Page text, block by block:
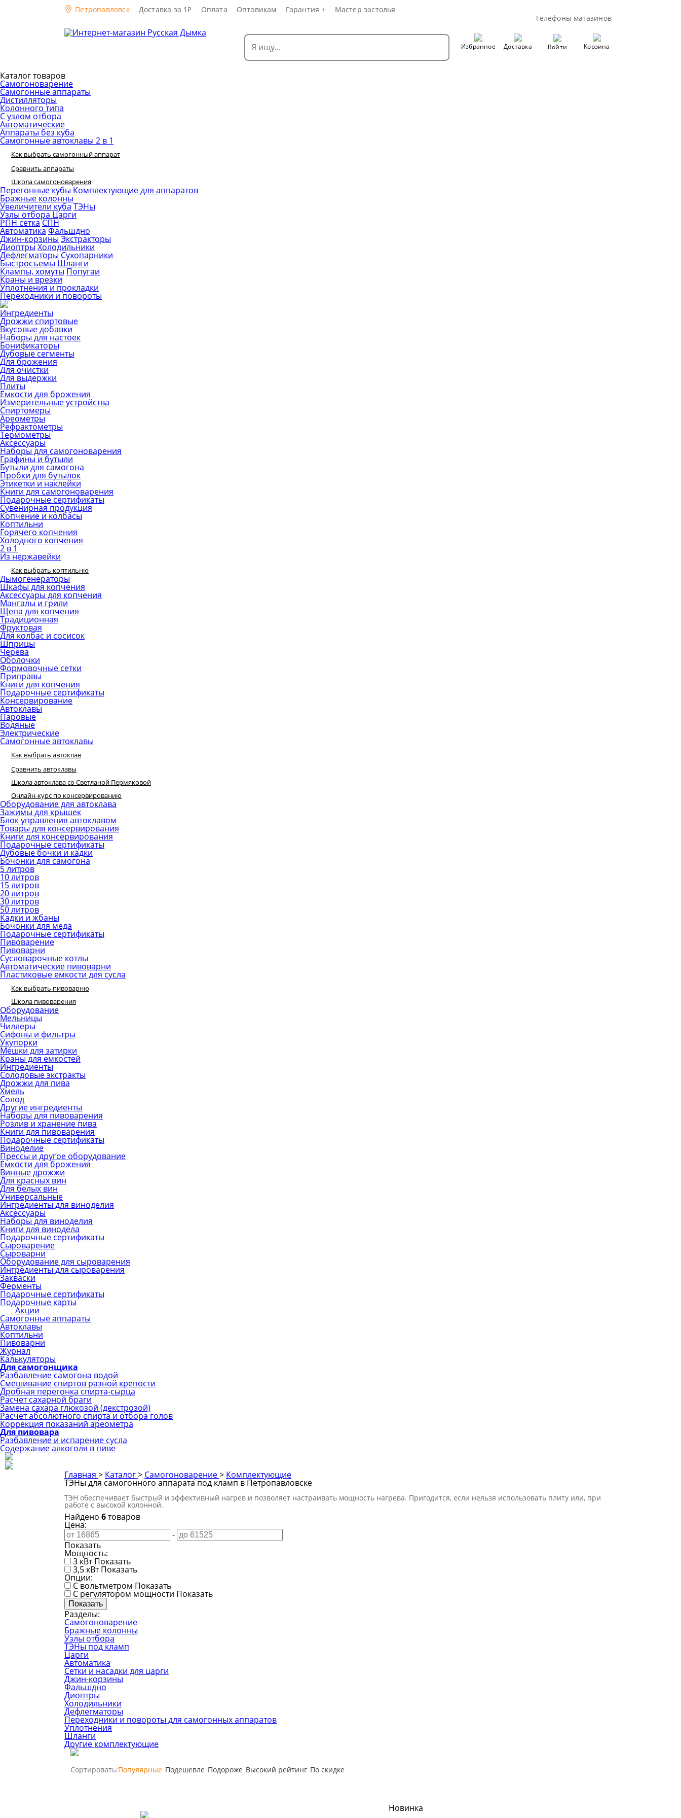
Петропавловск Доставка за 1₽ Оплата Оптовикам Гарантия +
Мастер застолья
Телефоны магазинов
Избранное Доставка Войти Корзина
Каталог товаров
Самогоноварение
Самогонные аппараты
Дистилляторы
Колонного типа
С узлом отбора
Автоматические
Аппараты без куба
Самогонные автоклавы 2 в 1
Как выбрать самогонный аппарат
Сравнить аппараты
Школа самогоноварения
Перегонные кубы Комплектующие для аппаратов
Бражные колонны
Увеличители куба ТЭНы
Узлы отбора Царги
РПН сетка СПН
Автоматика Фальшдно
Джин-корзины Экстракторы
Диоптры Холодильники
Дефлегматоры Сухопарники
Быстросъемы Шланги
Клампы, хомуты Попугаи
Краны и врезки
Уплотнения и прокладки
Переходники и повороты
Ингредиенты
Дрожжи спиртовые
Вкусовые добавки
Наборы для настоек
Бонификаторы
Дубовые сегменты
Для брожения
Для очистки
Для выдержки
Плиты
Емкости для брожения
Измерительные устройства
Спиртомеры
Ареометры
Рефрактометры
Термометры
Аксессуары
Наборы для самогоноварения
Графины и бутыли
Бутыли для самогона
Пробки для бутылок
Этикетки и наклейки
Книги для самогоноварения
Подарочные сертификаты
Сувенирная продукция
Копчение и колбасы
Коптильни
Горячего копчения
Холодного копчения
2 в 1
Из нержавейки
Как выбрать коптильню
Дымогенераторы
Шкафы для копчения
Аксессуары для копчения
Мангалы и грили
Щепа для копчения
Традиционная
Фруктовая
Для колбас и сосисок
Шприцы
Черева
Оболочки
Формовочные сетки
Приправы
Книги для копчения
Подарочные сертификаты
Консервирование
Автоклавы
Паровые
Водяные
Электрические
Самогонные автоклавы
Как выбрать автоклав
Сравнить автоклавы
Школа автоклава со Светланой Пермяковой
Онлайн-курс по консервированию
Оборудование для автоклава
Зажимы для крышек
Блок управления автоклавом
Товары для консервирования
Книги для консервирования
Подарочные сертификаты
Дубовые бочки и кадки
Бочонки для самогона
5 литров
10 литров
15 литров
20 литров
30 литров
50 литров
Кадки и жбаны
Бочонки для меда
Подарочные сертификаты
Пивоварение
Пивоварни
Сусловарочные котлы
Автоматические пивоварни
Пластиковые емкости для сусла
Как выбрать пивоварню
Школа пивоварения
Оборудование
Мельницы
Чиллеры
Сифоны и фильтры
Укупорки
Мешки для затирки
Краны для емкостей
Ингредиенты
Солодовые экстракты
Дрожжи для пива
Хмель
Солод
Другие ингредиенты
Наборы для пивоварения
Розлив и хранение пива
Книги для пивоварения
Подарочные сертификаты
Виноделие
Прессы и другое оборудование
Емкости для брожения
Винные дрожжи
Для красных вин
Для белых вин
Универсальные
Ингредиенты для виноделия
Аксессуары
Наборы для виноделия
Книги для винодела
Подарочные сертификаты
Сыроварение
Сыроварни
Оборудование для сыроварения
Ингредиенты для сыроварения
Закваски
Ферменты
Подарочные сертификаты
Подарочные карты
Акции
Самогонные аппараты
Автоклавы
Коптильни
Пивоварни
Журнал
Калькуляторы
Для самогонщика
Разбавление самогона водой
Смешивание спиртов разной крепости
Дробная перегонка спирта-сырца
Расчет сахарной браги
Замена сахара глюкозой (декстрозой)
Расчет абсолютного спирта и отбора голов
Коррекция показаний ареометра
Для пивовара
Разбавление и испарение сусла
Содержание алкоголя в пиве
Главная > Каталог> Самогоноварение> Комплектующие
ТЭНы для самогонного аппарата под кламп в Петропавловске
ТЭН обеспечивает быстрый и эффективный нагрев и позволяет настраивать мощность нагрева. Пригодится, если нельзя использовать плиту или, при
работе с высокой колонной.
Найдено 6товаров
Цена:
-
Показать
Мощность:
3 кВт Показать
3,5 кВт Показать
Опции:
С вольтметром Показать
С регулятором мощности Показать
Разделы:
Самогоноварение
Бражные колонны
Узлы отбора
ТЭНы под кламп
Царги
Автоматика
Сетки и насадки для царги
Джин-корзины
Фальшдно
Диоптры
Холодильники
Дефлегматоры
Переходники и повороты для самогонных аппаратов
Уплотнения
Шланги
Другие комплектующие
Сортировать:Популярные Подешевле Подороже Высокий рейтинг По скидке
Новинка